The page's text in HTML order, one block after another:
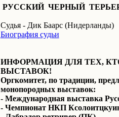
РУССКИЙ ЧЕРНЫЙ
Судья - Дик Баарс (Нидерланды)
Биография судьи
ИНФОРМАЦИЯ ДЛЯ ТЕХ,
ВЫСТАВОК!
Оргкомитет, по традиции,
монопородных выставок:
- Международная выставка
- Чемпионат НКП